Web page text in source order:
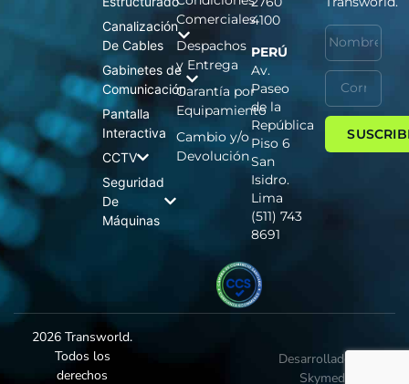
Canalización
De Cables
Gabinetes de
Comunicación
Pantalla
Interactiva
CCTV
Seguridad
De
Máquinas
Comerciales
Despachos
y Entrega
Garantía por
Equipamiento
Cambio y/o
Devolución
4100
PERÚ
Av.
Paseo
de la
República
Piso 6
San
Isidro.
Lima
(511) 743
8691
2026 Transworld.
Todos los
derechos
Desarrollado por
Skymedia